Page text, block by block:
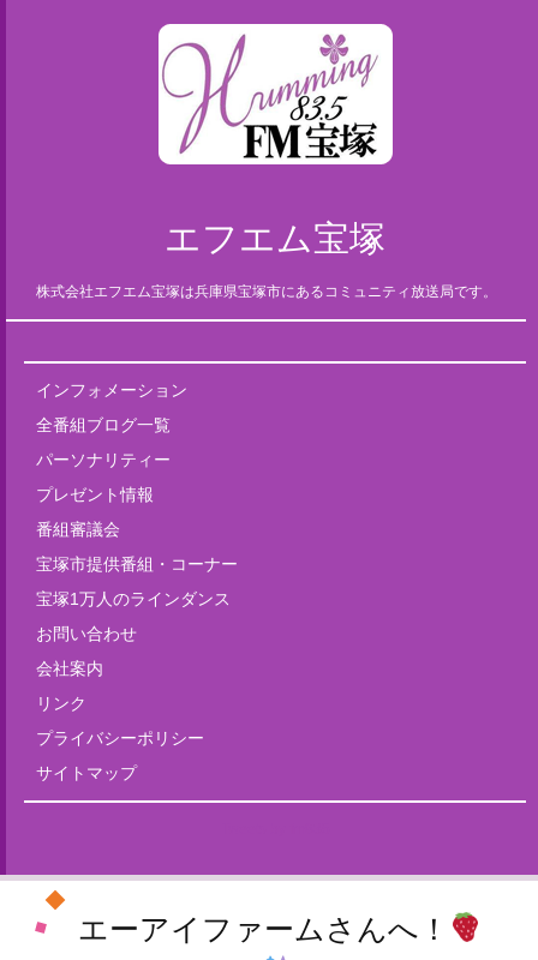
エフエム宝塚
株式会社エフエム宝塚は兵庫県宝塚市にあるコミュニティ放送局です。
インフォメーション
全番組ブログ一覧
パーソナリティー
プレゼント情報
番組審議会
宝塚市提供番組・コーナー
宝塚1万人のラインダンス
お問い合わせ
会社案内
リンク
プライバシーポリシー
サイトマップ
エーアイファームさんへ！